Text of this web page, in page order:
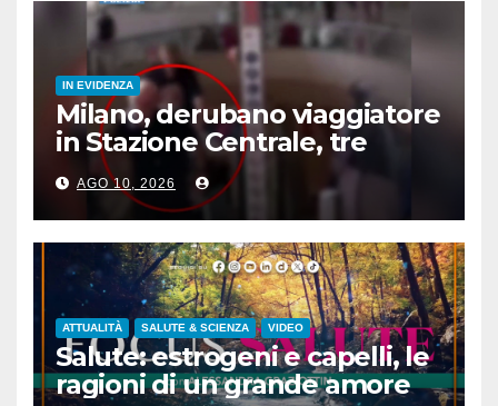
IN EVIDENZA
Milano, derubano viaggiatore
in Stazione Centrale, tre
arresti
AGO 10, 2026
ATTUALITÀ SALUTE & SCIENZA VIDEO
Salute: estrogeni e capelli, le
ragioni di un grande amore